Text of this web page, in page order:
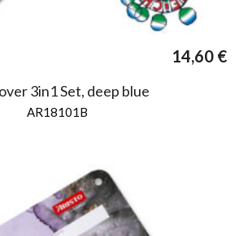
14,60 €
3in1 Set, deep blue
AR18101B